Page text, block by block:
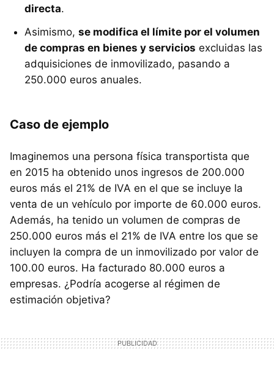
directa.
Asimismo, se modifica el límite por el volumen
de compras en bienes y servicios excluidas las
adquisiciones de inmovilizado, pasando a
250.000 euros anuales.
Caso de ejemplo
Imaginemos una persona física transportista que
en 2015 ha obtenido unos ingresos de 200.000
euros más el 21% de IVA en el que se incluye la
venta de un vehículo por importe de 60.000 euros.
Además, ha tenido un volumen de compras de
250.000 euros más el 21% de IVA entre los que se
incluyen la compra de un inmovilizado por valor de
100.00 euros. Ha facturado 80.000 euros a
empresas. ¿Podría acogerse al régimen de
estimación objetiva?